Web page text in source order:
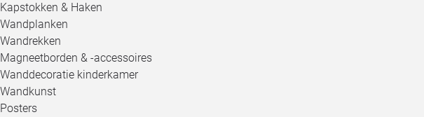
Kapstokken & Haken
Wandplanken
Wandrekken
Magneetborden & -accessoires
Wanddecoratie kinderkamer
Wandkunst
Posters